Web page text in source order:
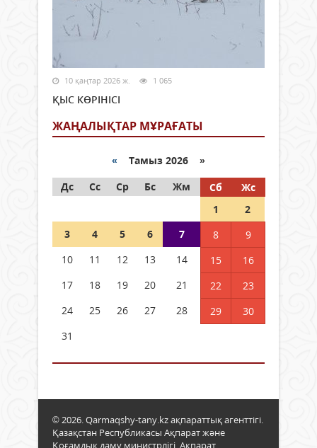
10 қаңтар 2026 ж. 1 065
ҚЫС КӨРІНІСІ
ЖАҢАЛЫҚТАР МҰРАҒАТЫ
« Тамыз 2026 »
Дс
Сс Ср Бс Жм Сб
Жс
1
2
3
4 5 6 7 8
9
10
11 12 13 14 15
16
17
18 19 20 21 22
23
24
25 26 27 28 29
30
31
© 2026. Qarmaqshy-tany.kz ақпараттық агенттігі.
Қазақстан Республикасы Ақпарат және
Қоғамдық даму министрлігі, Ақпарат